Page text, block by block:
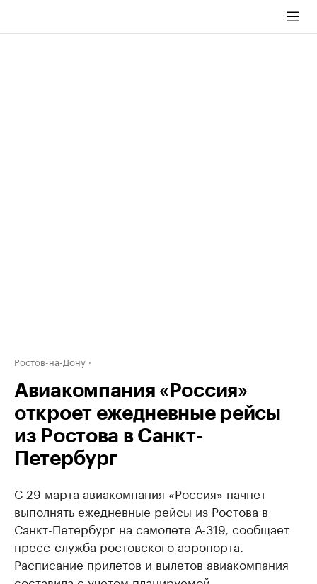
Ростов-на-Дону
Авиакомпания «Россия»
откроет ежедневные рейсы
из Ростова в Санкт-
Петербург
С 29 марта авиакомпания «Россия» начнет
выполнять ежедневные рейсы из Ростова в
Санкт-Петербург на самолете А-319, сообщает
пресс-служба ростовского аэропорта.
Расписание прилетов и вылетов авиакомпания